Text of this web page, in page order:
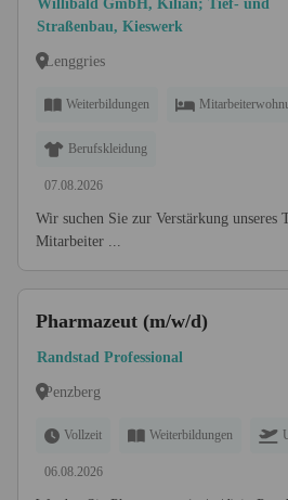
Willibald GmbH, Kilian; Tief- und
Straßenbau, Kieswerk
Lenggries
Weiterbildungen
Berufskleidung
07.08.2026
Wir suchen Sie zur Verstärkung unseres
Mitarbeiter ...
Pharmazeut (m/w/d)
Randstad Professional
Penzberg
Vollzeit Weiterbildungen
06.08.2026